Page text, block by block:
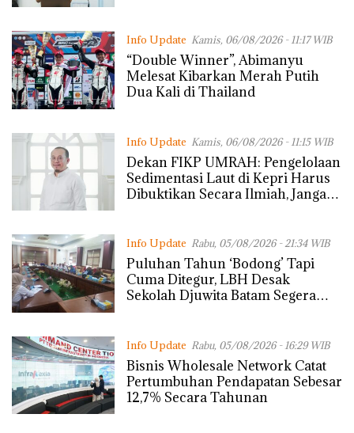
Info Update Kamis, 06/08/2026 - 11:17 WIB
“Double Winner”, Abimanyu
Melesat Kibarkan Merah Putih
Dua Kali di Thailand
Info Update Kamis, 06/08/2026 - 11:15 WIB
Dekan FIKP UMRAH: Pengelolaan
Sedimentasi Laut di Kepri Harus
Dibuktikan Secara Ilmiah, Jangan
Info Update Rabu, 05/08/2026 - 21:34 WIB
Puluhan Tahun ‘Bodong’ Tapi
Cuma Ditegur, LBH Desak
Sekolah Djuwita Batam Segera
Info Update Rabu, 05/08/2026 - 16:29 WIB
Bisnis Wholesale Network Catat
Pertumbuhan Pendapatan Sebesar
12,7% Secara Tahunan